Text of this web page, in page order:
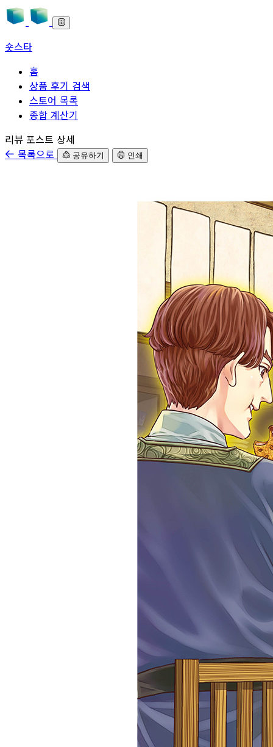
숏스타
홈
상품 후기 검색
스토어 목록
종합 계산기
본문으로 바로가기
리뷰 포스트 상세
목록으로
공유하기 인쇄